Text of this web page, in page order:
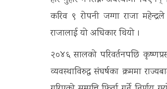
करिव ९ रोपनी जग्गा राजा
राजालाई यो अधिकार थियो ।
२०४६ सालको परिवर्तनपछि
व्यवस्थाविरुद्ध संघर्षका क्रममा